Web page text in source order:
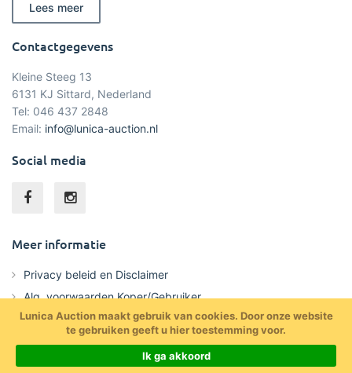
Lunica Auction maakt gebruik van cookies. Door onze website
te gebruiken geeft u hier toestemming voor.
Ik ga akkoord
Lees meer
Contactgegevens
Kleine Steeg 13
6131 KJ Sittard, Nederland
Tel: 046 437 2848
Email: info@lunica-auction.nl
Social media
Meer informatie
Privacy beleid en Disclaimer
Alg. voorwaarden Koper/Gebruiker
Alg. voorwaarden Verkoper/Opdrachtgever
© Lunica Auction 2026. Alle rechten voorbehouden.